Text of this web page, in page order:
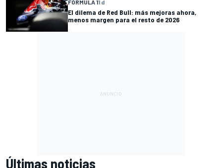
FÓRMULA 11 d
El dilema de Red Bull: más mejoras ahora,
menos margen para el resto de 2026
Últimas noticias